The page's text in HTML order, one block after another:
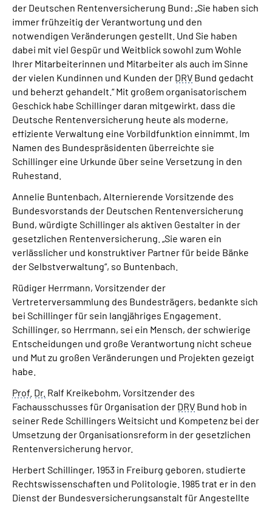
der Deutschen Rentenversicherung Bund: „Sie haben sich
immer frühzeitig der Verantwortung und den
notwendigen Veränderungen gestellt. Und Sie haben
dabei mit viel Gespür und Weitblick sowohl zum Wohle
Ihrer Mitarbeiterinnen und Mitarbeiter als auch im Sinne
der vielen Kundinnen und Kunden der DRV Bund gedacht
und beherzt gehandelt.“ Mit großem organisatorischem
Geschick habe Schillinger daran mitgewirkt, dass die
Deutsche Rentenversicherung heute als moderne,
effiziente Verwaltung eine Vorbildfunktion einnimmt. Im
Namen des Bundespräsidenten überreichte sie
Schillinger eine Urkunde über seine Versetzung in den
Ruhestand.
Annelie Buntenbach, Alternierende Vorsitzende des
Bundesvorstands der Deutschen Rentenversicherung
Bund, würdigte Schillinger als aktiven Gestalter in der
gesetzlichen Rentenversicherung. „Sie waren ein
verlässlicher und konstruktiver Partner für beide Bänke
der Selbstverwaltung“, so Buntenbach.
Rüdiger Herrmann, Vorsitzender der
Vertreterversammlung des Bundesträgers, bedankte sich
bei Schillinger für sein langjähriges Engagement.
Schillinger, so Herrmann, sei ein Mensch, der schwierige
Entscheidungen und große Verantwortung nicht scheue
und Mut zu großen Veränderungen und Projekten gezeigt
habe.
Prof. Dr. Ralf Kreikebohm, Vorsitzender des
Fachausschusses für Organisation der DRV Bund hob in
seiner Rede Schillingers Weitsicht und Kompetenz bei der
Umsetzung der Organisationsreform in der gesetzlichen
Rentenversicherung hervor.
Herbert Schillinger, 1953 in Freiburg geboren, studierte
Rechtswissenschaften und Politologie. 1985 trat er in den
Dienst der Bundesversicherungsanstalt für Angestellte